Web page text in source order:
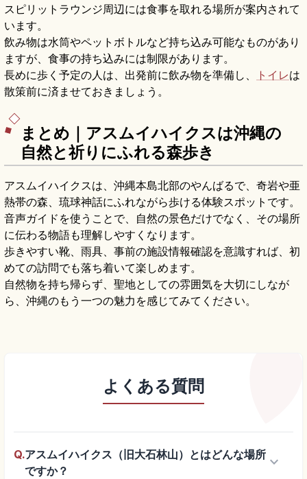
スピリットラウンジ周辺には食事を取れる場所が案内されて
います。
飲み物は水筒やペットボトルなど持ち込み可能なものがあり
ますが、食事の持ち込みには制限があります。
長めに歩く予定の人は、出発前に飲み物を準備し、
トイレは
散策前に済ませておきましょう。
まとめ｜アスムイハイクスは沖縄の
自然と祈りにふれる森歩き
アスムイハイクスは、沖縄本島北部のやんばるで、奇岩や亜
熱帯の森、琉球神話にふれながら歩ける体験スポットです。
音声ガイドを使うことで、自然の景色だけでなく、その場所
に伝わる物語も理解しやすくなります。
歩きやすい靴、雨具、事前の施設情報確認を意識すれば、初
めての訪問でも落ち着いて楽しめます。
自然物を持ち帰らず、聖地としての雰囲気を大切にしなが
ら、沖縄のもう一つの魅力を感じてみてください。
よくある質問
Q.アスムイハイクス（旧大石林山）とはどんな場所
ですか？
keyboard_arrow_down